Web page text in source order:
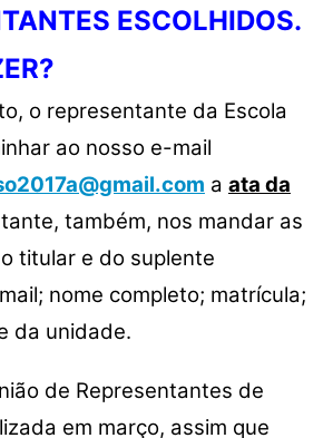
ESCOLHIDOS.
o representante da Escola
ao nosso e-mail
a ata da
também, nos mandar as
titular e do suplente
nome completo; matrícula;
da unidade.
de Representantes de
em março, assim que